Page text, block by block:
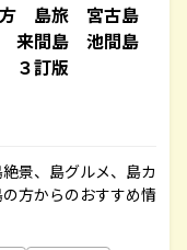
方 島旅 宮古島
来間島 池間島
３訂版
景、島グルメ、島カ
方からのおすすめ情